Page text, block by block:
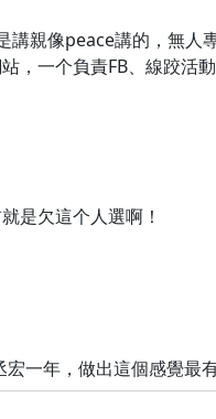
親像peace講的，無人
，一个負責FB、線跤活
是欠這个人選啊！
宏一年，做出這個感覺最